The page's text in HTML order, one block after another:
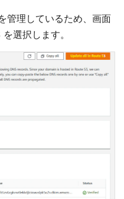
管理しているため、画面
選択します。